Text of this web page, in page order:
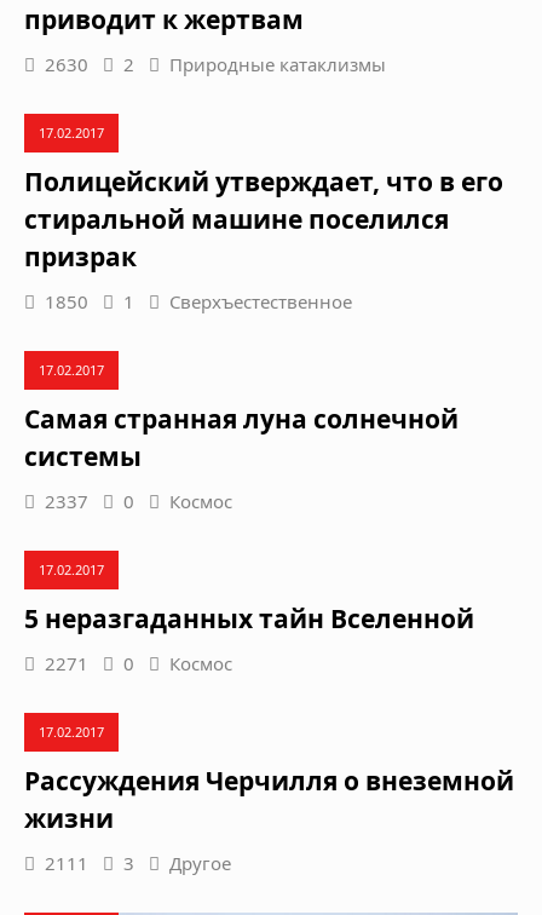
приводит к жертвам
2630 2 Природные катаклизмы
17.02.2017
Полицейский утверждает, что в его
стиральной машине поселился
призрак
1850 1 Сверхъестественное
17.02.2017
Самая странная луна солнечной
системы
2337 0 Космос
17.02.2017
5 неразгаданных тайн Вселенной
2271 0 Космос
17.02.2017
Рассуждения Черчилля о внеземной
жизни
2111 3 Другое